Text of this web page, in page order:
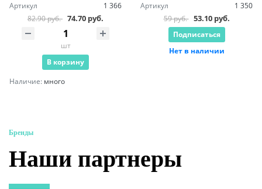
Артикул
1 366
82.90 руб. 74.70 руб.
шт
В корзину
Наличие: много
Артикул
1 350
59 руб. 53.10 руб.
Подписаться
Нет в наличии
Бренды
Наши партнеры